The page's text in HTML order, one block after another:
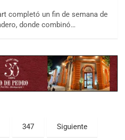
completó un fin de semana de
donde combinó…
347 Siguiente
KART.COM.AR